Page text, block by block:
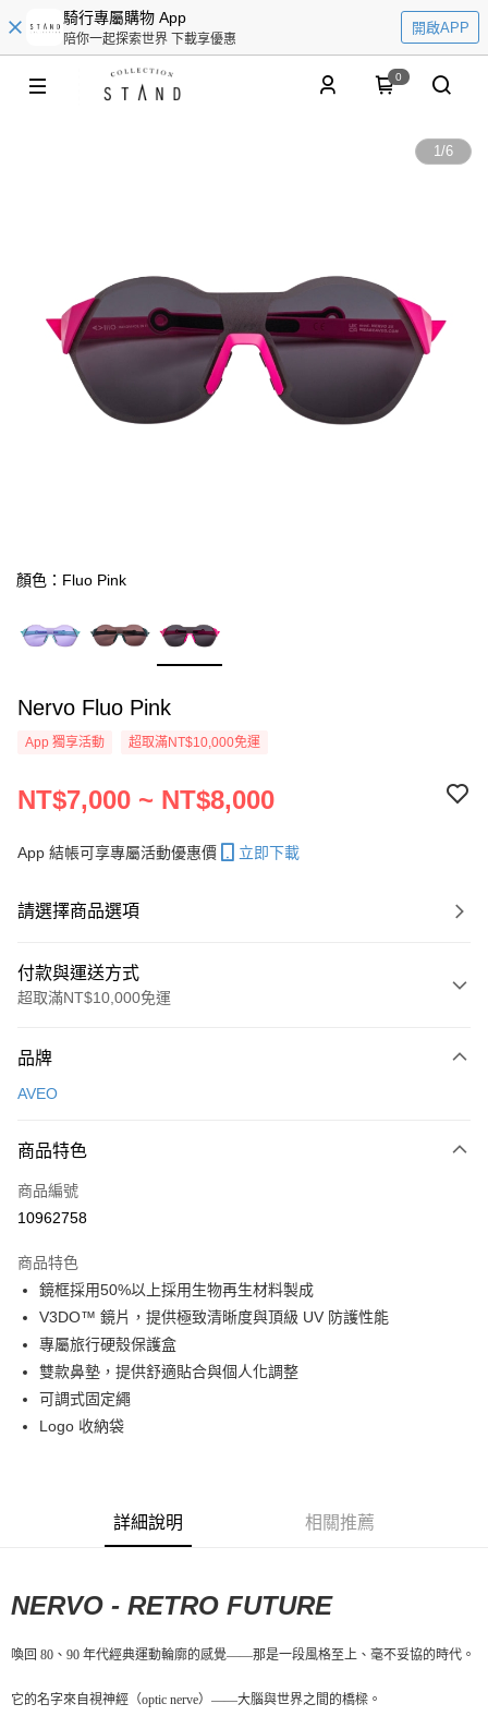
騎行專屬購物 App
陪你一起探索世界 下載享優惠
開啟APP
0
1/6
顏色：Fluo Pink
Nervo Fluo Pink
App 獨享活動 超取滿NT$10,000免運
NT$7,000 ~ NT$8,000
App 結帳可享專屬活動優惠價 立即下載
請選擇商品選項
付款與運送方式
超取滿NT$10,000免運
信用卡一次付款
LINE Pay
Apple Pay
運送方式
全家店到店
每筆NT$80，滿NT$10,000(含以上)免運費
付款後全家取貨
每筆NT$80，滿NT$10,000(含以上)免運費
付款後7-11取貨
宅配
品牌
AVEO
商品特色
商品編號
10962758
商品特色
鏡框採用50%以上採用生物再生材料製成
V3DO™ 鏡片，提供極致清晰度與頂級 UV 防護性能
專屬旅行硬殼保護盒
雙款鼻墊，提供舒適貼合與個人化調整
可調式固定繩
Logo 收納袋
詳細說明 相關推薦
NERVO - RETRO FUTURE
喚回 80、90 年代經典運動輪廓的感覺——那是一段風格至上、毫不妥協的時代。
它的名字來自視神經（optic nerve）——大腦與世界之間的橋樑。